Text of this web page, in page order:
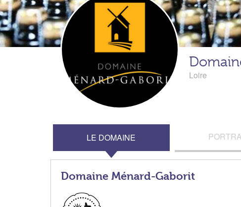
Loire
LE DOMAINE
Domaine Ménard-Gaborit